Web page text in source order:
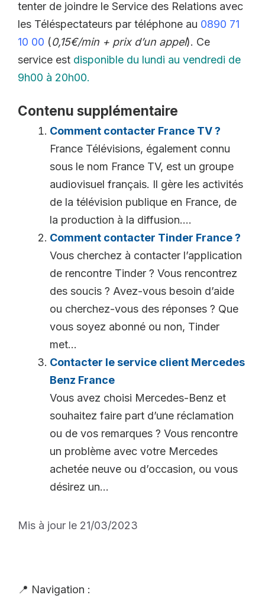
tenter de joindre le Service des Relations avec
les Téléspectateurs par téléphone au 0890 71
10 00 (0,15€/min + prix d’un appel). Ce
service est disponible du lundi au vendredi de
9h00 à 20h00.
Contenu supplémentaire
Comment contacter France TV ?
France Télévisions, également connu
sous le nom France TV, est un groupe
audiovisuel français. Il gère les activités
de la télévision publique en France, de
la production à la diffusion....
Comment contacter Tinder France ?
Vous cherchez à contacter l’application
de rencontre Tinder ? Vous rencontrez
des soucis ? Avez-vous besoin d’aide
ou cherchez-vous des réponses ? Que
vous soyez abonné ou non, Tinder
met...
Contacter le service client Mercedes
Benz France
Vous avez choisi Mercedes-Benz et
souhaitez faire part d’une réclamation
ou de vos remarques ? Vous rencontre
un problème avec votre Mercedes
achetée neuve ou d’occasion, ou vous
désirez un...
Mis à jour le 21/03/2023
📍 Navigation :